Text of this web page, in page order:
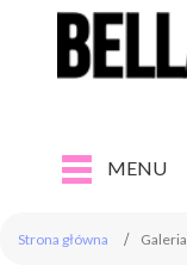
MENU
Strona główna Galeria